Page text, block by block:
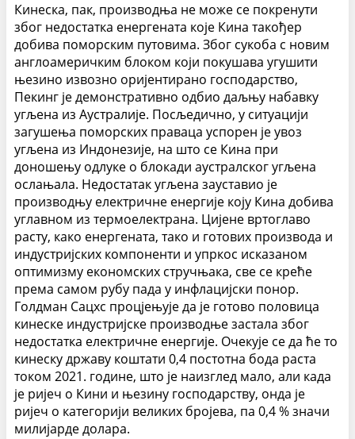
Кинеска, пак, производња не може се покренути
због недостатка енергената које Кина такођер
добива поморским путовима. Због сукоба с новим
англоамеричким блоком који покушава угушити
њезино извозно оријентирано господарство,
Пекинг је демонстративно одбио даљњу набавку
угљена из Аустралије. Посљедично, у ситуацији
загушења поморских праваца успорен је увоз
угљена из Индонезије, на што се Кина при
доношењу одлуке о блокади аустралског угљена
ослањала. Недостатак угљена зауставио је
производњу електричне енергије коју Кина добива
углавном из термоелектрана. Цијене вртоглаво
расту, како енергената, тако и готових производа и
индустријских компоненти и упркос исказаном
оптимизму економских стручњака, све се креће
према самом рубу пада у инфлацијски понор.
Голдман Сацхс процјењује да је готово половица
кинеске индустријске производње застала због
недостатка електричне енергије. Очекује се да ће то
кинеску државу коштати 0,4 постотна бода раста
током 2021. године, што је наизглед мало, али када
је ријеч о Кини и њезину господарству, онда је
ријеч о категорији великих бројева, па 0,4 % значи
милијарде долара.